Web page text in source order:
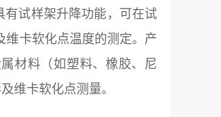
试样架升降功能，可在试
维卡软化点温度的测定。产
材料（如塑料、橡胶、尼
维卡软化点测量。